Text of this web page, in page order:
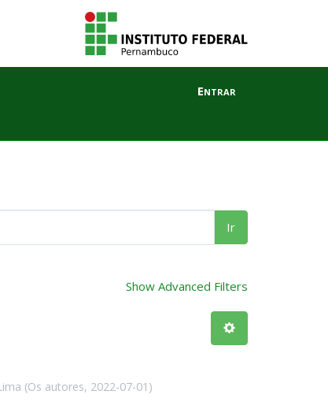
Entrar
Ir
Show Advanced Filters
(Os autores, 2022-07-01 )